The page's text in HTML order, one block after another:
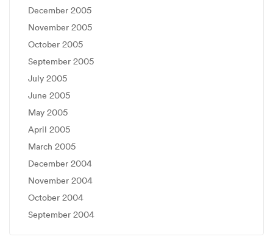
December 2005
November 2005
October 2005
September 2005
July 2005
June 2005
May 2005
April 2005
March 2005
December 2004
November 2004
October 2004
September 2004